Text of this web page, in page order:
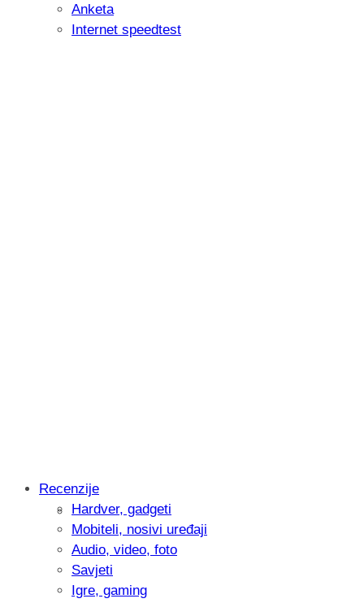
Anketa
Internet speedtest
Intervju: Goran Jović, fotograf -
Recenzije
Hardver, gadgeti
Mobiteli, nosivi uređaji
Audio, video, foto
Savjeti
Igre, gaming